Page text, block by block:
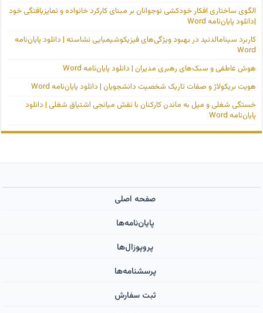
الگوی ساختاری افکار خودکشی نوجوانان بر مبنای کارکرد خانواده و تمایزیافتگی خود
|دانلود پایان‌نامه Word
کاربرد سینامالدئید در بهبود ویژگی‌های فیزیکوشیمیایی نشاسته | دانلود پایان‌نامه
Word
هوش عاطفی و سبک‌های رهبری مدیران | دانلود پایان‌نامه Word
هویت بریکولاژ و صفات تاریک شخصیت دانشجویان | دانلود پایان‌نامه Word
خستگی شغلی و میل به ماندن کارکنان با نقش میانجی اشتیاق شغلی | دانلود
پایان‌نامه Word
صفحه اصلی
پایان‌نامه‌ها
پروپوزال‌ها
پرسشنامه‌ها
ثبت سفارش